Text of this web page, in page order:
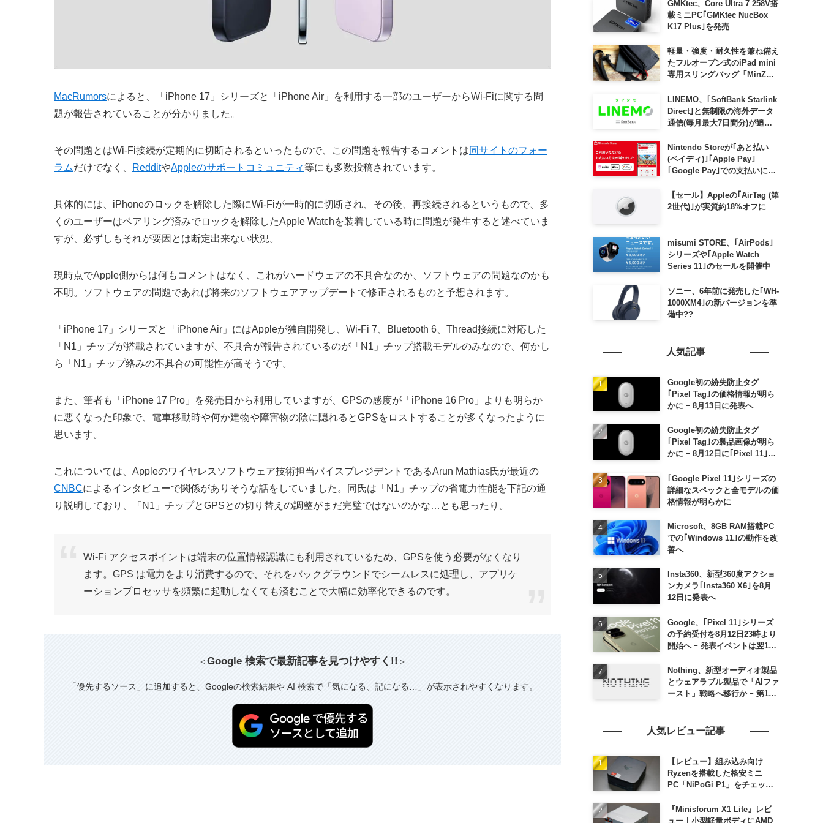
MacRumorsによると、「iPhone 17」シリーズと「iPhone Air」を利用する一部のユーザーからWi-Fiに関する問
題が報告されていることが分かりました。
その問題とはWi-Fi接続が定期的に切断されるといったもので、この問題を報告するコメントは同サイトのフォー
ラムだけでなく、 RedditやAppleのサポートコミュニティ等にも多数投稿されています。
具体的には、iPhoneのロックを解除した際にWi-Fiが一時的に切断され、その後、再接続されるというもので、多
くのユーザーはペアリング済みでロックを解除したApple Watchを装着している時に問題が発生すると述べていま
すが、必ずしもそれが要因とは断定出来ない状況。
現時点でApple側からは何もコメントはなく、これがハードウェアの不具合なのか、ソフトウェアの問題なのかも
不明。ソフトウェアの問題であれば将来のソフトウェアアップデートで修正されるものと予想されます。
「iPhone 17」シリーズと「iPhone Air」にはAppleが独自開発し、Wi-Fi 7、Bluetooth 6、Thread接続に対応した
「N1」チップが搭載されていますが、不具合が報告されているのが「N1」チップ搭載モデルのみなので、何かし
ら「N1」チップ絡みの不具合の可能性が高そうです。
また、筆者も「iPhone 17 Pro」を発売日から利用していますが、GPSの感度が「iPhone 16 Pro」よりも明らか
に悪くなった印象で、電車移動時や何か建物や障害物の陰に隠れるとGPSをロストすることが多くなったように
思います。
これについては、Appleのワイヤレスソフトウェア技術担当バイスプレジデントであるArun Mathias氏が最近の
CNBCによるインタビューで関係がありそうな話をしていました。同氏は「N1」チップの省電力性能を下記の通
り説明しており、「N1」チップとGPSとの切り替えの調整がまだ完璧ではないのかな…とも思ったり。
Wi-Fi アクセスポイントは端末の位置情報認識にも利用されているため、GPSを使う必要がなくなり
ます。GPS は電力をより消費するので、それをバックグラウンドでシームレスに処理し、アプリケ
ーションプロセッサを頻繁に起動しなくても済むことで大幅に効率化できるのです。
＜Google 検索で最新記事を見つけやすく!! ＞
「優先するソース」に追加すると、Googleの検索結果や AI 検索で「気になる、記になる…」が表示されやすくなります。
GMKtec、Core Ultra 7 258V搭
載ミニPC｢GMKtec NucBox
K17 Plus｣を発売
軽量・強度・耐久性を兼ね備え
たフルオープン式のiPad mini
専用スリングバッグ「MinZ
発売
LINEMO、｢SoftBank Starlink
Direct｣と無制限の海外データ
通信(毎月最大7日間分)が追加
Nintendo Storeが｢あと払い
(ペイディ)｣｢Apple Pay｣
｢Google Pay｣での支払いに対
【セール】Appleの｢AirTag (第
2世代)｣が実質約18%オフに
misumi STORE、｢AirPods｣
シリーズや｢Apple Watch
Series 11｣のセールを開催中
ソニー、6年前に発売した｢WH-
1000XM4｣の新バージョンを準
備中??
人気記事
Google初の紛失防止タグ
｢Pixel Tag｣の価格情報が明ら
かに ｰ 8月13日に発表へ
Google初の紛失防止タグ
｢Pixel Tag｣の製品画像が明ら
かに ｰ 8月12日に｢Pixel 11｣な
｢Google Pixel 11｣シリーズの
詳細なスペックと全モデルの価
格情報が明らかに
Microsoft、8GB RAM搭載PC
での｢Windows 11｣の動作を改
善へ
Insta360、新型360度アクショ
ンカメラ｢Insta360 X6｣を8月
12日に発表へ
Google、｢Pixel 11｣シリーズ
の予約受付を8月12日23時より
開始へ ｰ 発表イベントは翌13
Nothing、新型オーディオ製品
とウェアラブル製品で「AIファ
ースト」戦略へ移行か ｰ 第1弾
人気レビュー記事
【レビュー】組み込み向け
Ryzenを搭載した格安ミニ
PC「NiPoGi P1」をチェック
高性能
『Minisforum X1 Lite』レビ
ュー｜小型軽量ボディにAMD